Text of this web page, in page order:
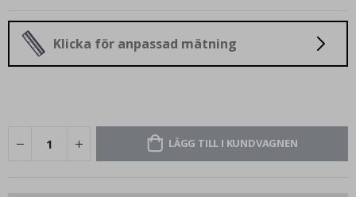
Klicka för anpassad mätning
LÄGG TILL I KUNDVAGNEN